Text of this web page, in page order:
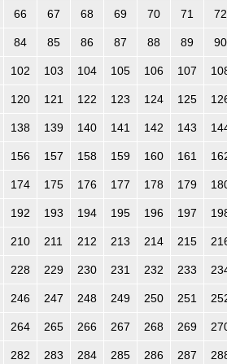
66 67 68 69 70 71 72
84 85 86 87 88 89 90
102 103 104 105 106 107
120 121 122 123 124 125
138 139 140 141 142 143
156 157 158 159 160 161
174 175 176 177 178 179
192 193 194 195 196 197
210 211 212 213 214 215
228 229 230 231 232 233
246 247 248 249 250 251
264 265 266 267 268 269
282 283 284 285 286 287